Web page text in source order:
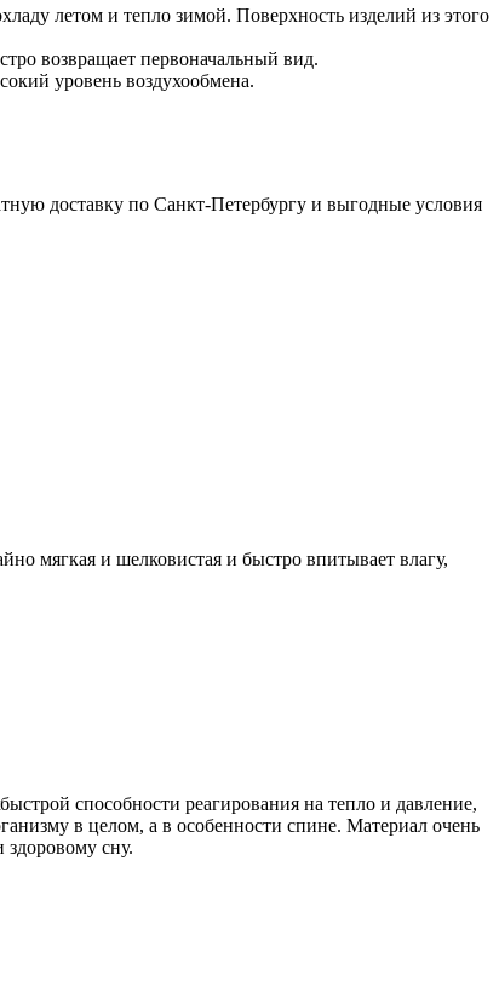
летом и тепло зимой. Поверхность изделий из этого
возвращает первоначальный вид.
уровень воздухообмена.
доставку по Санкт-Петербургу и выгодные условия
мягкая и шелковистая и быстро впитывает влагу,
способности реагирования на тепло и давление,
в целом, а в особенности спине. Материал очень
сну.